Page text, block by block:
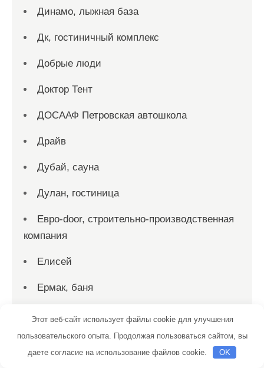
Динамо, лыжная база
Дк, гостиничный комплекс
Добрые люди
Доктор Тент
ДОСААФ Петровская автошкола
Драйв
Дубай, сауна
Дулан, гостиница
Евро-door, строительно-производственная
компания
Елисей
Ермак, баня
Ерофей, гостиничный комплекс
Ершово, парк-отель
Этот веб-сайт использует файлы cookie для улучшения
пользовательского опыта. Продолжая пользоваться сайтом, вы
даете согласие на использование файлов cookie.
OK